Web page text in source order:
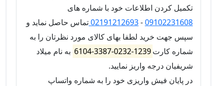
تکمیل کردن اطلاعات خود با شماره های
09102231608
-
02191212693تماس حاصل نماید و
سپس جهت خرید لطفا بهای کالای مورد نظرتان را به
شماره کارت1239-0232-3387-6104
به نام میلاد
شریفیان درجه واریز نمایید.
در پایان فیش واریزی خود را به شماره واتساپ